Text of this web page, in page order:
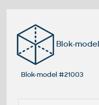
Blok-
Blok-model #21003